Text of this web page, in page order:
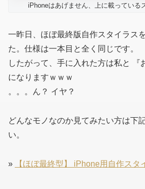
iPhoneはあげません、上に載っている
一昨日、ほぼ最終版自作スタイラス
た。仕様は一本目と全く同じです。
したがって、手に入れた方は私と 『
になりますｗｗｗ
。。。ん？ イヤ？
どんなモノなのか見てみたい方は下
い。
» 【ほぼ最終型】 iPhone用自作スタ